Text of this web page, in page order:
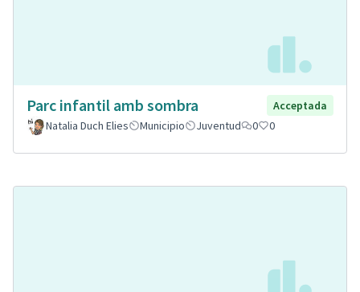
Parc infantil amb sombra
Acceptada
Natalia Duch Elies
Municipio Juventud 0 0